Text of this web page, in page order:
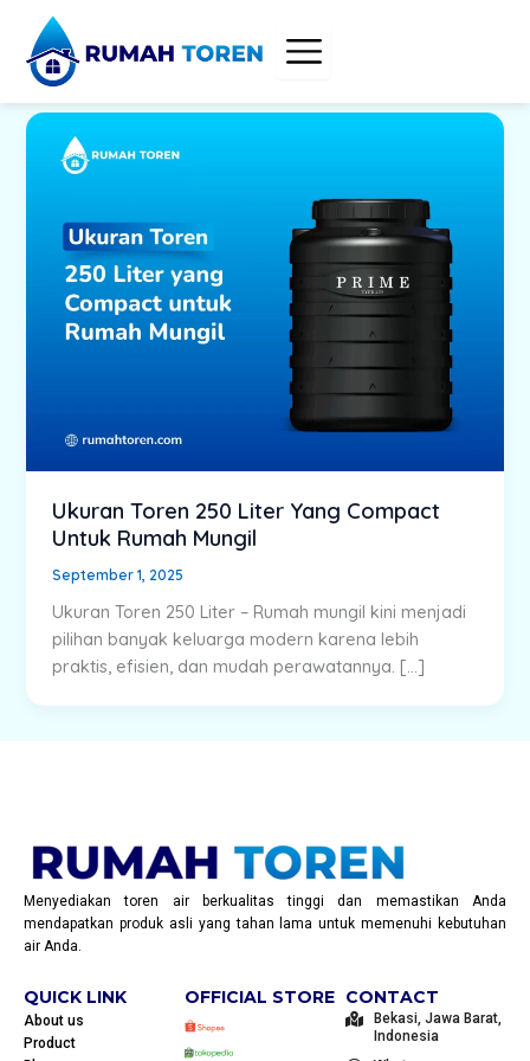
content
Ukuran Toren 250 Liter Yang Compact
Untuk Rumah Mungil
September 1, 2025
Ukuran Toren 250 Liter – Rumah mungil kini menjadi
pilihan banyak keluarga modern karena lebih
praktis, efisien, dan mudah perawatannya. […]
Menyediakan toren air berkualitas tinggi dan memastikan Anda
mendapatkan produk asli yang tahan lama untuk memenuhi kebutuhan
air Anda.
QUICK LINK
About us
Product
OFFICIAL STORE CONTACT
Bekasi, Jawa Barat,
Indonesia